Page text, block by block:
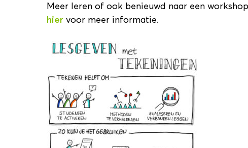
(De Haagse Hogeschool)
AI Veilig Gebruiken: Wat Je Hoort te Weten
als Docent (Zaal 1.53)
Vincent de Beer (Hogeschool Rotterdam), Marc Besseling
(Hogeschool Leiden), Robin Willems (Zuyd Hogeschool) en
Myron Mooij (Hogeschool van Amsterdam)
Meer leren of ook benieuwd naar een
hier voor meer informatie.